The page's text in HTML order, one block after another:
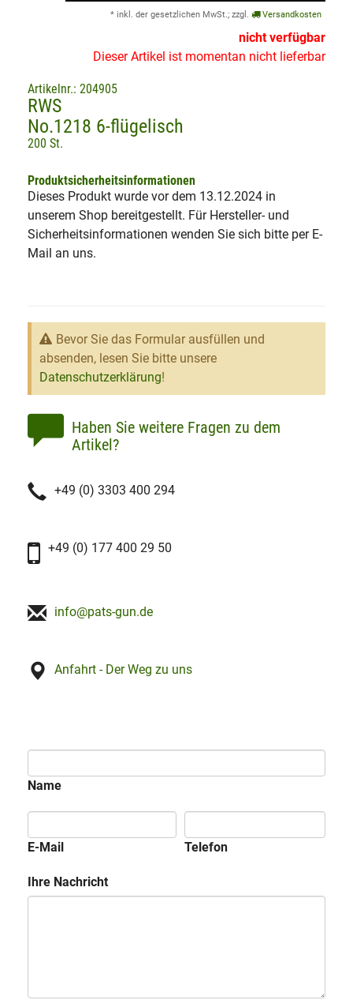
* inkl. der gesetzlichen MwSt.; zzgl. Versandkosten
nicht verfügbar
Dieser Artikel ist momentan nicht lieferbar
Artikelnr.: 204905
RWS
No.1218 6-flügelisch
200 St.
Produktsicherheitsinformationen
Dieses Produkt wurde vor dem 13.12.2024 in
unserem Shop bereitgestellt. Für Hersteller- und
Sicherheitsinformationen wenden Sie sich bitte per E-
Mail an uns.
Bevor Sie das Formular ausfüllen und
absenden, lesen Sie bitte unsere
Datenschutzerklärung!
Haben Sie weitere Fragen zu dem
Artikel?
+49 (0) 3303 400 294
+49 (0) 177 400 29 50
info@pats-gun.de
Anfahrt - Der Weg zu uns
Name
E-Mail Telefon
Ihre Nachricht